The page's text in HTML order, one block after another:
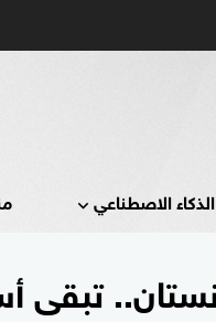
الذكاء الاصطناعي
تبقى